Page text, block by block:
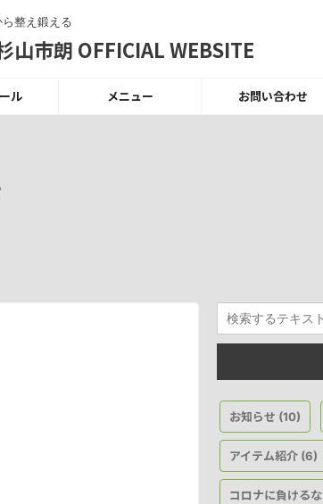
整え鍛える
山市朗 OFFICIAL WEBSITE
ル メニュー お問い合わせ
お知らせ (10)
アイテム紹介 (6)
コロナに負けるな